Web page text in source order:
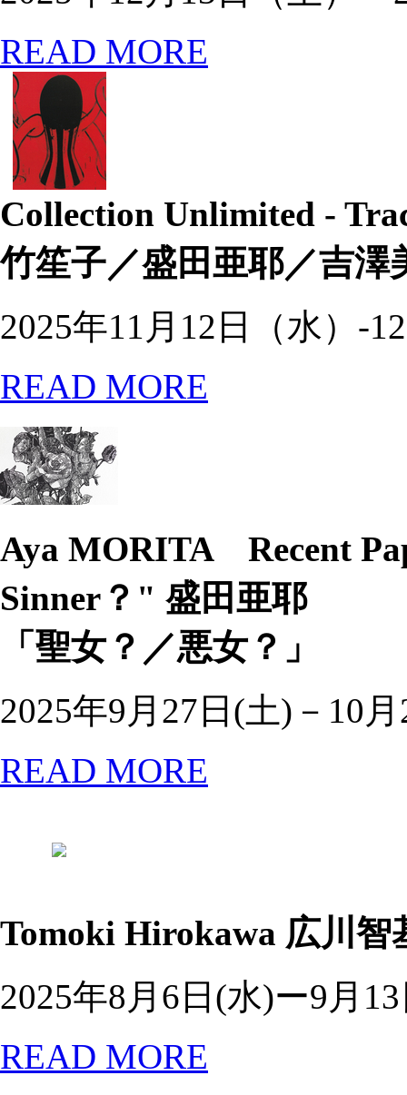
READ MORE
Collection Unlimited -
竹笙子／盛田亜耶／吉澤
2025年11月12日（水）-
READ MORE
Aya MORITA Recent
Sinner？" 盛田亜耶
「聖女？／悪女？」
2025年9月27日(土)－10
READ MORE
Tomoki Hirokawa 広川
2025年8月6日(水)ー9月
READ MORE